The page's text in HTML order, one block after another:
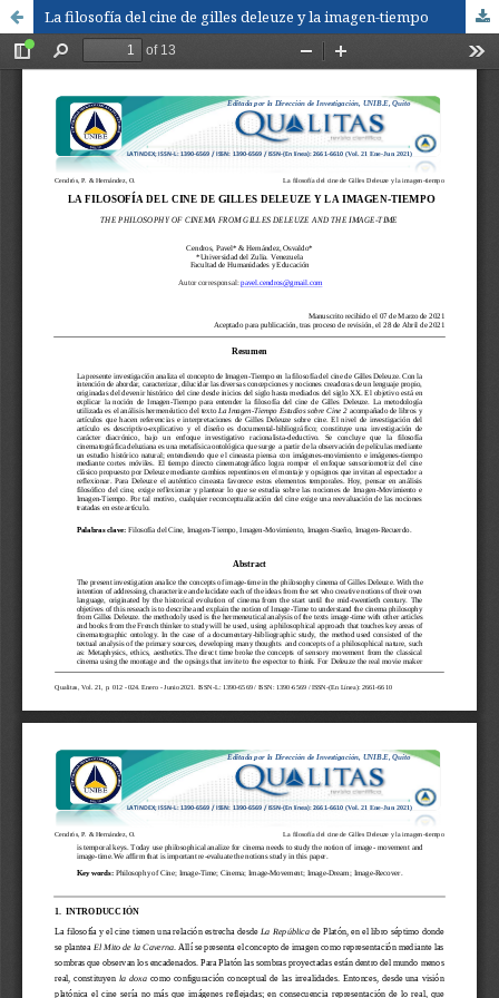
La filosofía del cine de gilles deleuze y la imagen-tiempo